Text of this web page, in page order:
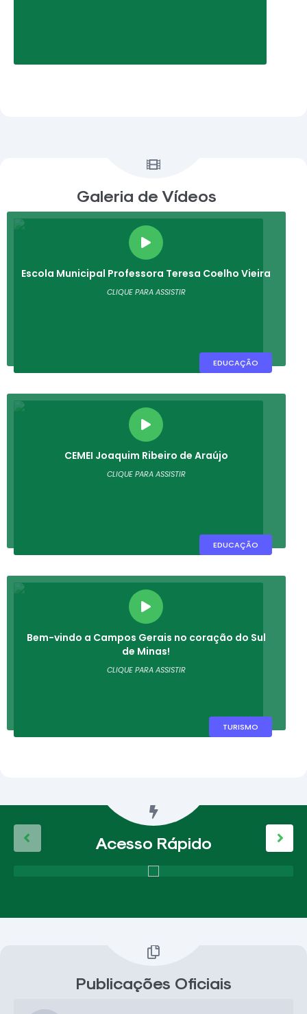
Galeria de Vídeos
Escola Municipal Professora Teresa Coelho Vieira
CLIQUE PARA ASSISTIR
EDUCAÇÃO
CEMEI Joaquim Ribeiro de Araújo
CLIQUE PARA ASSISTIR
EDUCAÇÃO
Bem-vindo a Campos Gerais no coração do Sul
de Minas!
CLIQUE PARA ASSISTIR
TURISMO
Acesso Rápido
Publicações Oficiais